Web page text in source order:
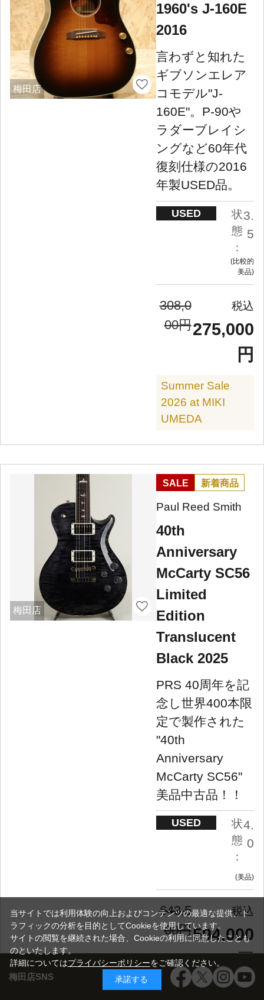
梅田店SNS
梅田店
1960's J-160E
2016
言わずと知れた
ギブソンエレア
コモデル"J-
160E"。P-90や
ラダーブレイシ
ングなど60年代
復刻仕様の2016
年製USED品。
USED
状
態
：
3.
5
比較的
美品
308,0
00円275,000
円
Summer Sale
2026 at MIKI
UMEDA
梅田店
SALE 新着商品
Paul Reed Smith
40th
Anniversary
McCarty SC56
Limited
Edition
Translucent
Black 2025
PRS 40周年を記
念し世界400本限
定で製作された
"40th
Anniversary
McCarty SC56"
美品中古品！！
USED
状
態
：
4.
0
美品
643,5
00円594,000
Summer Sale
当サイトでは利用体験の向上およびコンテンツの最適な提供、ト
ラフィックの分析を目的としてCookieを使用しています。
サイトの閲覧を継続された場合、Cookieの利用に同意したことも
のといたします。
詳細についてはプライバシーポリシーをご確認ください。
承諾する